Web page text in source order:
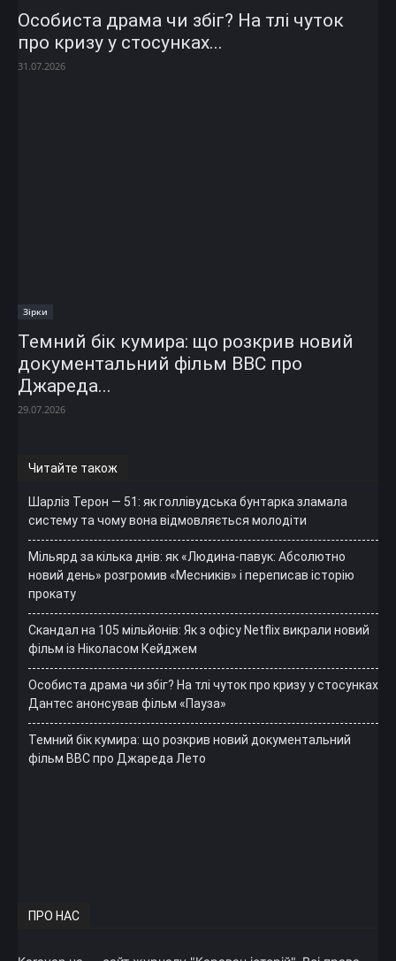
Особиста драма чи збіг? На тлі чуток
про кризу у стосунках...
31.07.2026
Зірки
Темний бік кумира: що розкрив новий
документальний фільм ВВС про
Джареда...
29.07.2026
Читайте також
Шарліз Терон — 51: як голлівудська бунтарка зламала
систему та чому вона відмовляється молодіти
Мільярд за кілька днів: як «Людина-павук: Абсолютно
новий день» розгромив «Месників» і переписав історію
прокату
Скандал на 105 мільйонів: Як з офісу Netflix викрали новий
фільм із Ніколасом Кейджем
Особиста драма чи збіг? На тлі чуток про кризу у стосунках
Дантес анонсував фільм «Пауза»
Темний бік кумира: що розкрив новий документальний
фільм ВВС про Джареда Лето
ПРО НАС